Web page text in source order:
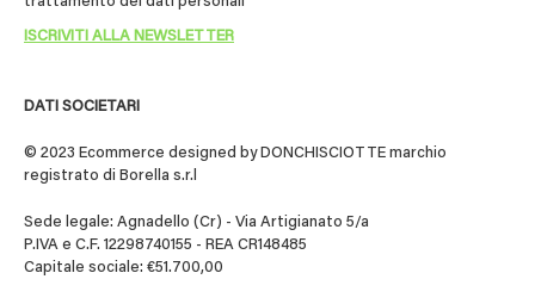
DATI SOCIETARI
© 2023 Ecommerce designed by DONCHISCIOTTE marchio
registrato di Borella s.r.l
Sede legale: Agnadello (Cr) - Via Artigianato 5/a
P.IVA e C.F. 12298740155 - REA CR148485
Capitale sociale: €51.700,00